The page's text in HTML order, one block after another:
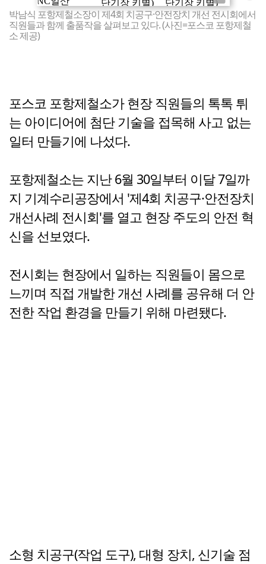
박남식 포항제철소장이 제4회 치공구·안전장치 개선 전시회에서
직원들과 함께 출품작을 살펴보고 있다. (사진=포스코 포항제철
소 제공)
포스코 포항제철소가 현장 직원들의 톡톡 튀
는 아이디어에 첨단 기술을 접목해 사고 없는
일터 만들기에 나섰다.
포항제철소는 지난 6월 30일부터 이달 7일까
지 기계수리공장에서 '제4회 치공구·안전장치
개선사례 전시회'를 열고 현장 주도의 안전 혁
신을 선보였다.
전시회는 현장에서 일하는 직원들이 몸으로
느끼며 직접 개발한 개선 사례를 공유해 더 안
전한 작업 환경을 만들기 위해 마련됐다.
소형 치공구(작업 도구), 대형 장치, 신기술 점